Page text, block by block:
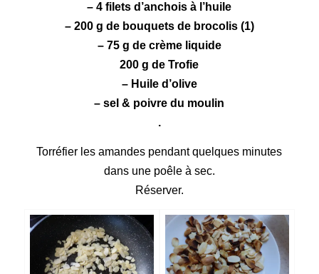
– 4 filets d’anchois à l’huile
– 200 g de bouquets de brocolis(1)
– 75 g de crèmeliquide
200 g deTrofie
– Huile d’olive
– sel & poivre du moulin
.
Torréfier les amandes pendant quelques minutes
dans une poêle à sec.
Réserver.